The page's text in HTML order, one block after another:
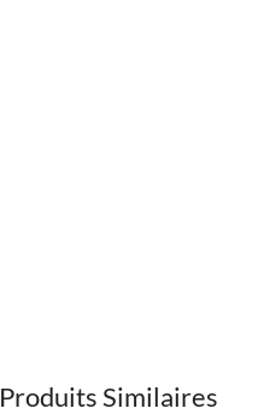
Produits Similaires